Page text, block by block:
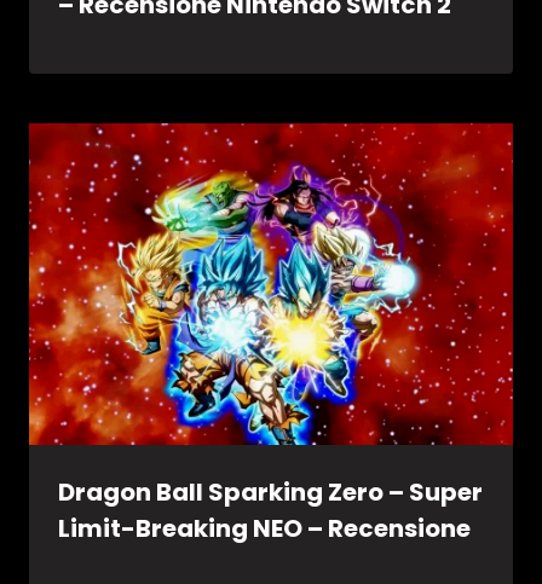
Dragon Ball Sparking Zero – Super
Limit-Breaking NEO – Recensione